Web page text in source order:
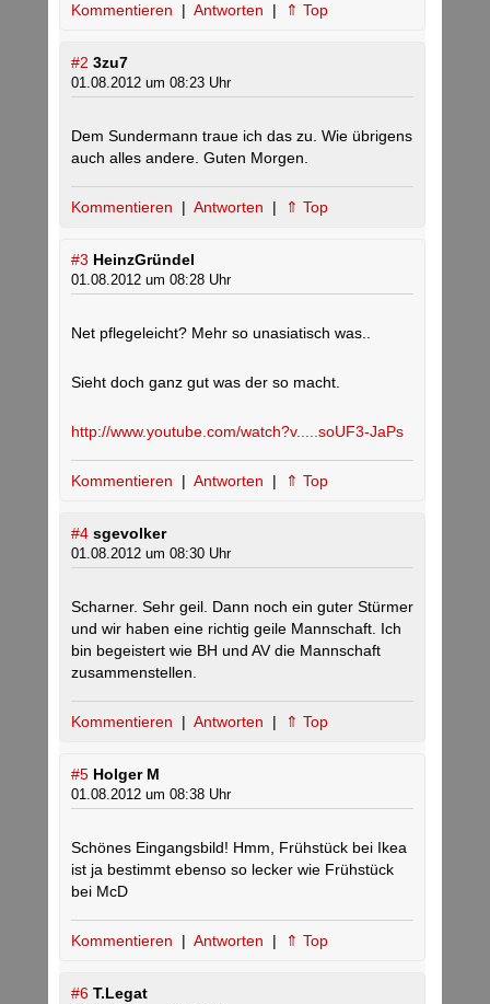
Kommentieren | Antworten | ⇑ Top
#2 3zu7
01.08.2012 um 08:23 Uhr
Dem Sundermann traue ich das zu. Wie übrigens
auch alles andere. Guten Morgen.
Kommentieren | Antworten | ⇑ Top
#3 HeinzGründel
01.08.2012 um 08:28 Uhr
Net pflegeleicht? Mehr so unasiatisch was..
Sieht doch ganz gut was der so macht.
http://www.youtube.com/watch?v.....soUF3-JaPs
Kommentieren | Antworten | ⇑ Top
#4 sgevolker
01.08.2012 um 08:30 Uhr
Scharner. Sehr geil. Dann noch ein guter Stürmer
und wir haben eine richtig geile Mannschaft. Ich
bin begeistert wie BH und AV die Mannschaft
zusammenstellen.
Kommentieren | Antworten | ⇑ Top
#5 Holger M
01.08.2012 um 08:38 Uhr
Schönes Eingangsbild! Hmm, Frühstück bei Ikea
ist ja bestimmt ebenso so lecker wie Frühstück
bei McD
Kommentieren | Antworten | ⇑ Top
#6 T.Legat